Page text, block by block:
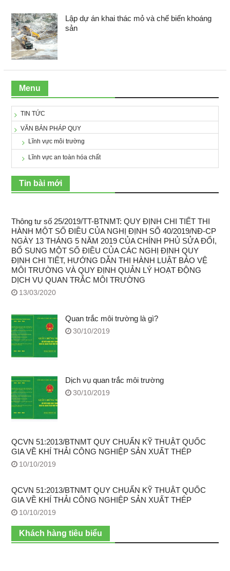
Lập dự án khai thác mỏ và chế biến khoáng
sản
Menu
TIN TỨC
VĂN BẢN PHÁP QUY
Lĩnh vực môi trường
Lĩnh vực an toàn hóa chất
Tin bài mới
Thông tư số 25/2019/TT-BTNMT: QUY ĐỊNH CHI TIẾT THI
HÀNH MỘT SỐ ĐIỀU CỦA NGHỊ ĐỊNH SỐ 40/2019/NĐ-CP
NGÀY 13 THÁNG 5 NĂM 2019 CỦA CHÍNH PHỦ SỬA ĐỔI,
BỔ SUNG MỘT SỐ ĐIỀU CỦA CÁC NGHỊ ĐỊNH QUY
ĐỊNH CHI TIẾT, HƯỚNG DẪN THI HÀNH LUẬT BẢO VỆ
MÔI TRƯỜNG VÀ QUY ĐỊNH QUẢN LÝ HOẠT ĐỘNG
DỊCH VỤ QUAN TRẮC MÔI TRƯỜNG
13/03/2020
Quan trắc môi trường là gì?
30/10/2019
Dịch vụ quan trắc môi trường
30/10/2019
QCVN 51:2013/BTNMT QUY CHUẨN KỸ THUẬT QUỐC
GIA VỀ KHÍ THẢI CÔNG NGHIỆP SẢN XUẤT THÉP
10/10/2019
QCVN 51:2013/BTNMT QUY CHUẨN KỸ THUẬT QUỐC
GIA VỀ KHÍ THẢI CÔNG NGHIỆP SẢN XUẤT THÉP
10/10/2019
Khách hàng tiêu biểu